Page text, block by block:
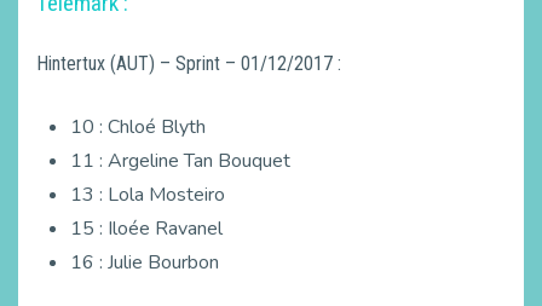
Hintertux (AUT) – Sprint – 01/12/2017 :
10 : Chloé Blyth
11 : Argeline Tan Bouquet
13 : Lola Mosteiro
15 : Iloée Ravanel
16 : Julie Bourbon